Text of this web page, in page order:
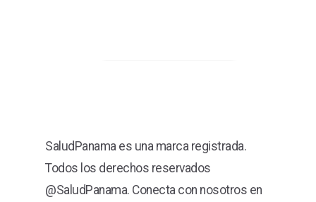
SaludPanama es una marca registrada.
Todos los derechos reservados
@SaludPanama. Conecta con nosotros en